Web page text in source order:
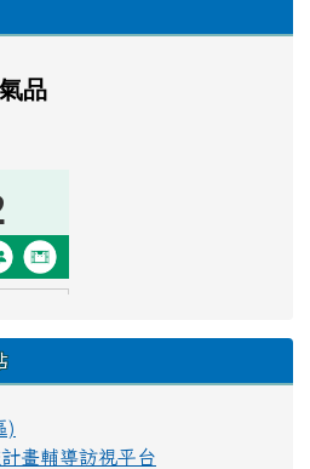
)
畫輔導訪視平台